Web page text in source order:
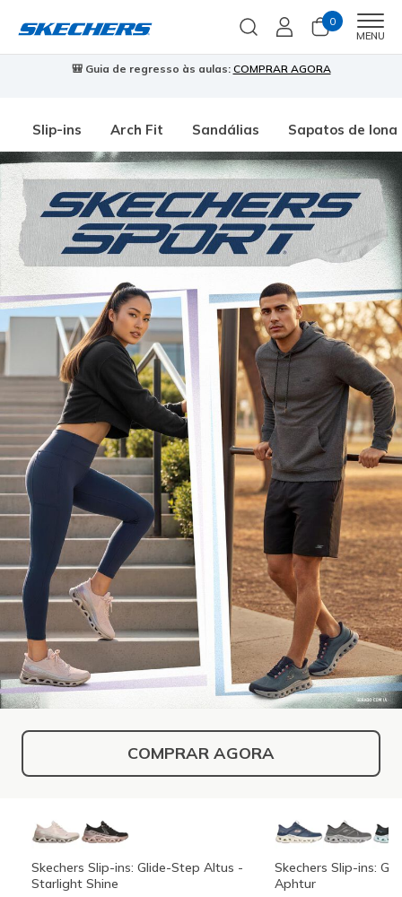
0
MENU
🎒 Guia de regresso às aulas: COMPRAR AGORA
Slip-ins Arch Fit Sandálias Sapatos de lona
COMPRAR AGORA
Skechers Slip-ins: Glide-Step Altus -
Starlight Shine
Skechers Slip-ins:
Aphtur